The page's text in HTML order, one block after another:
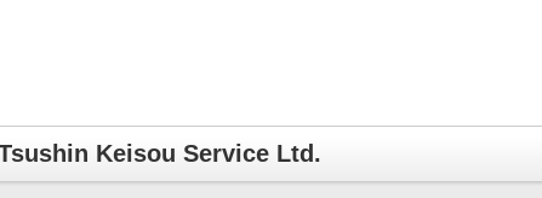
Keisou Service Ltd.